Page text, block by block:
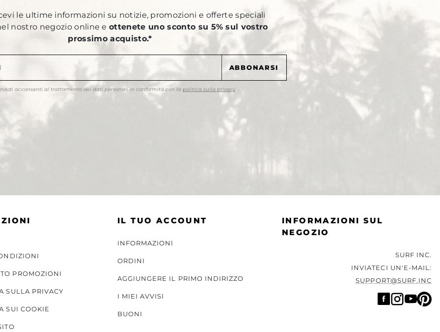
le ultime informazioni su notizie, promozioni e offerte speciali
nostro negozio online eottenete uno sconto su 5% sul vostro
prossimo acquisto.*
acconsenti al trattamento dei dati personali in conformità con la politica sulla privacy.
PROMOZIONI
SULLA PRIVACY
SUI COOKIE
IL TUO ACCOUNT
INFORMAZIONI
ORDINI
AGGIUNGERE IL PRIMO INDIRIZZO
I MIEI AVVISI
BUONI
INFORMAZIONI SUL
NEGOZIO
SURF INC.
INVIATECI UN'E-MAIL:
SUPPORT@SURF.INC